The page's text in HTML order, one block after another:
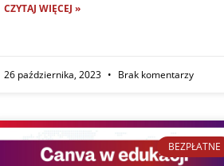
CZYTAJ WIĘCEJ »
26 października, 2023 Brak komentarzy
BEZPŁATNE